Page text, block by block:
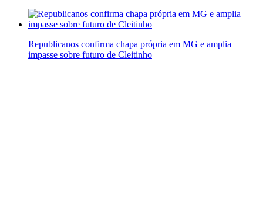
Republicanos confirma chapa própria em MG e amplia
impasse sobre futuro de Cleitinho